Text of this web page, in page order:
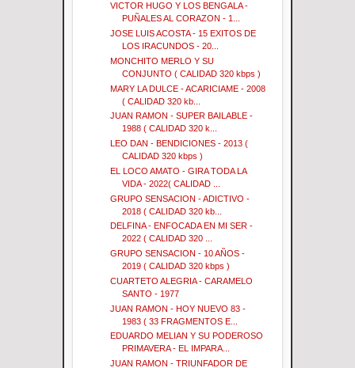
VICTOR HUGO Y LOS BENGALA -
PUÑALES AL CORAZON - 1...
JOSE LUIS ACOSTA - 15 EXITOS DE
LOS IRACUNDOS - 20...
MONCHITO MERLO Y SU
CONJUNTO ( CALIDAD 320 kbps )
MARY LA DULCE - ACARICIAME - 2008
( CALIDAD 320 kb...
JUAN RAMON - SUPER BAILABLE -
1988 ( CALIDAD 320 k...
LEO DAN - BENDICIONES - 2013 (
CALIDAD 320 kbps )
EL LOCO AMATO - GIRA TODA LA
VIDA - 2022( CALIDAD ...
GRUPO SENSACION - ADICTIVO -
2018 ( CALIDAD 320 kb...
DELFINA - ENFOCADA EN MI SER -
2022 ( CALIDAD 320 ...
GRUPO SENSACION - 10 AÑOS -
2019 ( CALIDAD 320 kbps )
CUARTETO ALEGRIA - CARAMELO
SANTO - 1977
JUAN RAMON - HOY NUEVO 83 -
1983 ( 33 FRAGMENTOS E...
EDUARDO MELIAN Y SU PODEROSO
PRIMAVERA - EL IMPARA...
JUAN RAMON - TRIUNFADOR DE